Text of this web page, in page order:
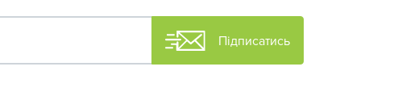
Підписатись